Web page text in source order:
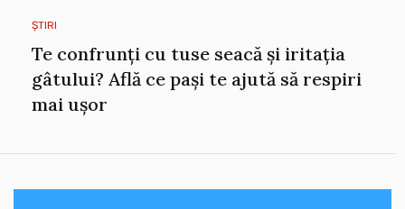
ȘTIRI
Te confrunți cu tuse seacă și iritația
gâtului? Află ce pași te ajută să respiri
mai ușor